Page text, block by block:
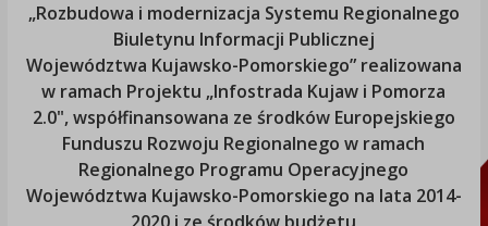
„Rozbudowa i modernizacja Systemu Regionalnego
Biuletynu Informacji Publicznej
Województwa Kujawsko-Pomorskiego” realizowana
w ramach Projektu „Infostrada Kujaw i Pomorza
2.0", współfinansowana ze środków Europejskiego
Funduszu Rozwoju Regionalnego w ramach
Regionalnego Programu Operacyjnego
Województwa Kujawsko-Pomorskiego na lata 2014-